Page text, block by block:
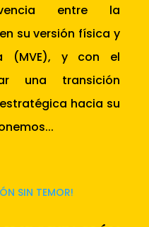
entre la
su versión física y
(MVE), y con el
una transición
hacia su